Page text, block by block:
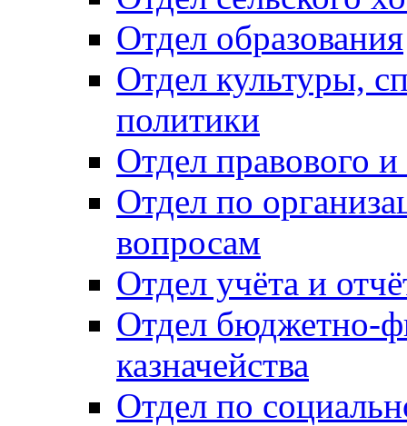
Отдел образования
Отдел культуры,
политики
Отдел правового
Отдел по
вопросам
Отдел учёта и
Отдел бюджетно-
казначейства
Отдел по